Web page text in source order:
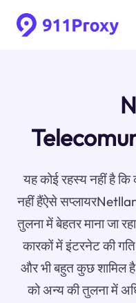
यह कोई रहस्य नहीं है कि
नहीं हैंऐसे
तुलना में बेहतर माना जा
कारकों में इंटरनेट की
और भी बहुत कुछ शामिल
को अन्य की तुलना में